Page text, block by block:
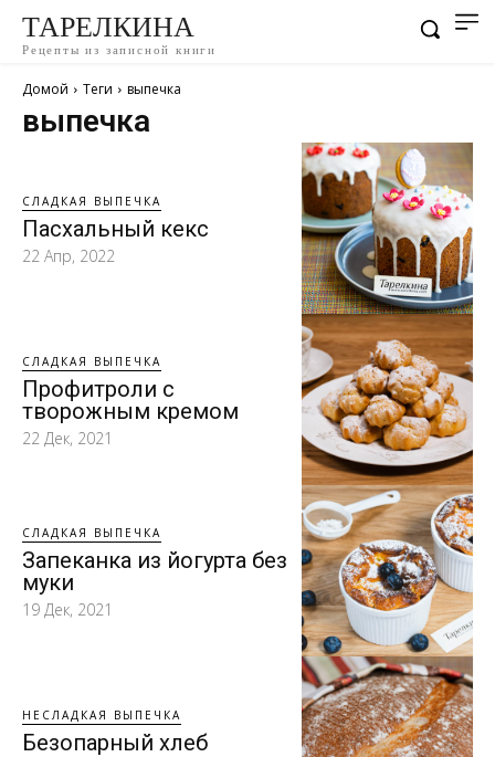
ТАРЕЛКИНА
Рецепты из записной книги
Домой Теги выпечка
выпечка
СЛАДКАЯ ВЫПЕЧКА
Пасхальный кекс
22 Апр, 2022
СЛАДКАЯ ВЫПЕЧКА
Профитроли с
творожным кремом
22 Дек, 2021
СЛАДКАЯ ВЫПЕЧКА
Запеканка из йогурта без
муки
19 Дек, 2021
НЕСЛАДКАЯ ВЫПЕЧКА
Безопарный хлеб